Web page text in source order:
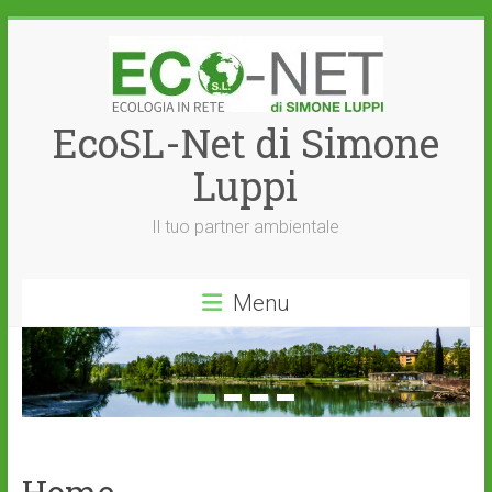
EcoSL-Net di Simone
Luppi
Il tuo partner ambientale
Menu